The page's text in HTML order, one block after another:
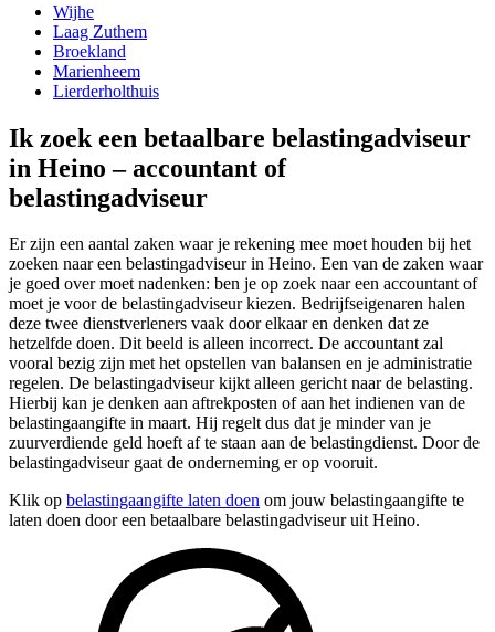
Wijhe
Laag Zuthem
Broekland
Marienheem
Lierderholthuis
Ik zoek een betaalbare belastingadviseur
in Heino – accountant of
belastingadviseur
Er zijn een aantal zaken waar je rekening mee moet houden bij het
zoeken naar een belastingadviseur in Heino. Een van de zaken waar
je goed over moet nadenken: ben je op zoek naar een accountant of
moet je voor de belastingadviseur kiezen. Bedrijfseigenaren halen
deze twee dienstverleners vaak door elkaar en denken dat ze
hetzelfde doen. Dit beeld is alleen incorrect. De accountant zal
vooral bezig zijn met het opstellen van balansen en je administratie
regelen. De belastingadviseur kijkt alleen gericht naar de belasting.
Hierbij kan je denken aan aftrekposten of aan het indienen van de
belastingaangifte in maart. Hij regelt dus dat je minder van je
zuurverdiende geld hoeft af te staan aan de belastingdienst. Door de
belastingadviseur gaat de onderneming er op vooruit.
Klik op belastingaangifte laten doen om jouw belastingaangifte te
laten doen door een betaalbare belastingadviseur uit Heino.